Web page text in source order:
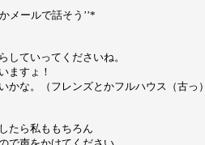
メールで話そう’’*
していってくださいね。
ますょ！
な。（フレンズとかフルハウス（古っ
たら私ももちろん